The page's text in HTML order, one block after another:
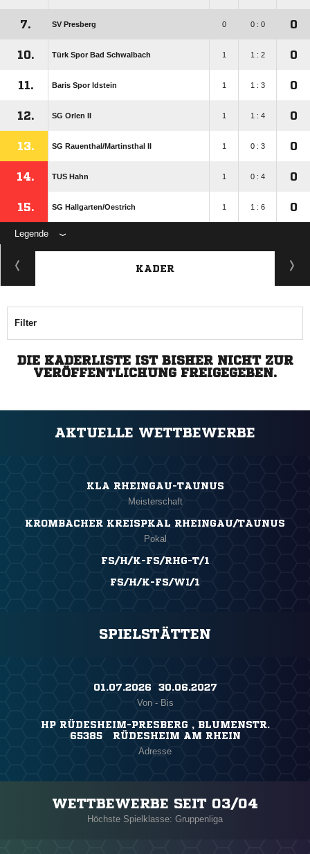
7. SV Presberg 0 0 : 0 0
10. Türk Spor Bad Schwalbach 1 1 : 2 0
11. Baris Spor Idstein 1 1 : 3 0
12. SG Orlen II 1 1 : 4 0
13. SG Rauenthal/​Martinsthal II 1 0 : 3 0
14. TUS Hahn 1 0 : 4 0
15. SG Hallgarten/​Oestrich 1 1 : 6 0
Legende
KADER
Filter
DIE KADERLISTE IST BISHER NICHT ZUR
VERÖFFENTLICHUNG FREIGEGEBEN.
AKTUELLE WETTBEWERBE
KLA RHEINGAU-TAUNUS
Meisterschaft
KROMBACHER KREISPKAL RHEINGAU/TAUNUS
Pokal
FS/H/K-FS/RHG-T/1
FS/H/K-FS/WI/1
SPIELSTÄTTEN
01.07.2026 ​ 30.06.2027
Von - Bis
HP RÜDESHEIM-PRESBERG , BLUMENSTR.
65385 RÜDESHEIM AM RHEIN
Adresse
WETTBEWERBE SEIT 03/04
Höchste Spielklasse: Gruppenliga